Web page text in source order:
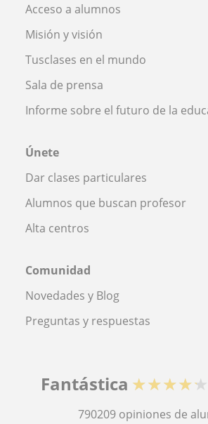
Acceso a alumnos
Misión y visión
Tusclases en el mundo
Sala de prensa
Informe sobre el futuro de la
Únete
Dar clases particulares
Alumnos que buscan profesor
Alta centros
Comunidad
Novedades y Blog
Preguntas y respuestas
Fantástica ★★★★★
790209 opiniones de